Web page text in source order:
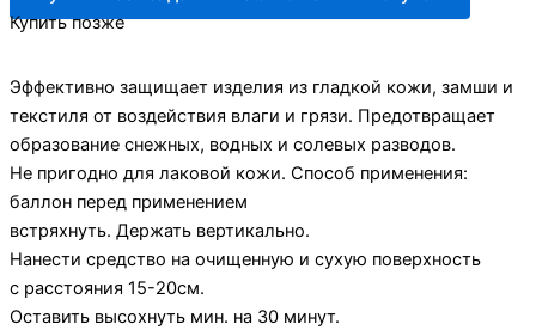
пропитка
против
Купить позже
Эффективно защищает изделия из гладкой кожи, замши и
текстиля от воздействия влаги и грязи. Предотвращает
образование снежных, водных и солевых разводов.
Не пригодно для лаковой кожи. Способ применения:
баллон перед применением
встряхнуть. Держать вертикально.
Нанести средство на очищенную и сухую поверхность
с расстояния 15-20см.
Оставить высохнуть мин. на 30 минут.